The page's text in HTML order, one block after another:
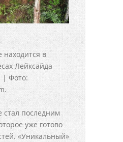
находится в
Лейксайда
| Фото:
стал последним
уже готово
«Уникальный»